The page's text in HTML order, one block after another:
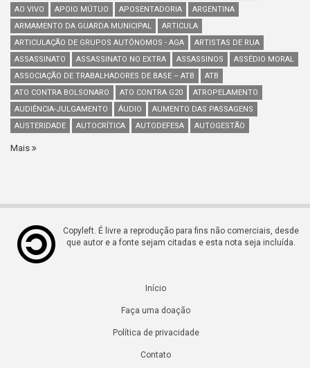
AO VIVO
APOIO MÚTUO APOSENTADORIA
ARGENTINA
ARMAMENTO DA GUARDA MUNICIPAL
ARTICULA
ARTICULAÇÃO DE GRUPOS AUTÔNOMOS - AGA
ARTISTAS DE RUA
ASSASSINATO
ASSASSINATO NO EXTRA ASSASSINOS
ASSÉDIO MORAL
ASSOCIAÇÃO DE TRABALHADORES DE BASE – ATB
ATB
ATO CONTRA BOLSONARO
ATO CONTRA G20
ATROPELAMENTO
AUDIÊNCIA-JULGAMENTO
ÁUDIO
AUMENTO DAS PASSAGENS
AUSTERIDADE
AUTOCRÍTICA AUTODEFESA AUTOGESTÃO
Mais
Copyleft. É livre a reprodução para fins não comerciais, desde
que autor e a fonte sejam citadas e esta nota seja incluída.
Início
Faça uma doação
Política de privacidade
Contato